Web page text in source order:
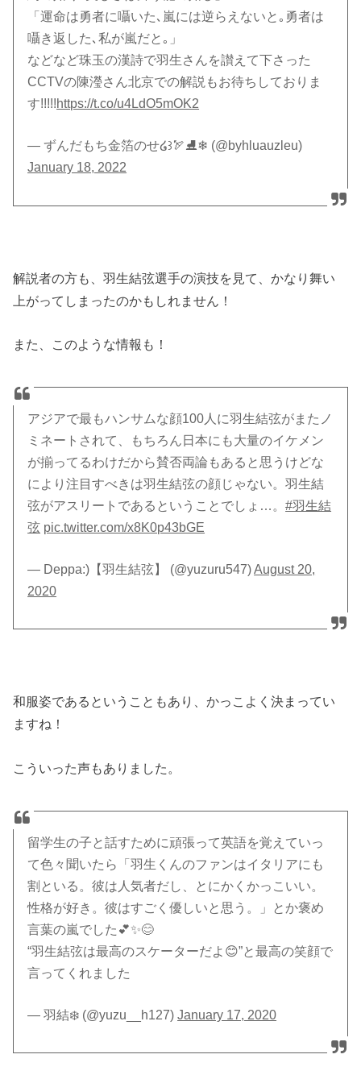
「運命は勇者に囁いた､嵐には逆らえないと｡勇者は
囁き返した､私が嵐だと｡」
などなど珠玉の漢詩で羽生さんを讃えて下さった
CCTVの陳瀅さん北京での解説もお待ちしておりま
す!!!!!https://t.co/u4LdO5mOK2
— ずんだもち金箔のせ໒꒱🏹⛸️❄ (@byhluauzleu)
January 18, 2022
解説者の方も、羽生結弦選手の演技を見て、かなり舞い
上がってしまったのかもしれません！
また、このような情報も！
アジアで最もハンサムな顔100人に羽生結弦がまたノ
ミネートされて、もちろん日本にも大量のイケメン
が揃ってるわけだから賛否両論もあると思うけどな
により注目すべきは羽生結弦の顔じゃない。羽生結
弦がアスリートであるということでしょ…。#羽生結
弦 pic.twitter.com/x8K0p43bGE
— Deppa:)【羽生結弦】 (@yuzuru547)August 20,
2020
和服姿であるということもあり、かっこよく決まってい
ますね！
こういった声もありました。
留学生の子と話すために頑張って英語を覚えていっ
て色々聞いたら「羽生くんのファンはイタリアにも
割といる。彼は人気者だし、とにかくかっこいい。
性格が好き。彼はすごく優しいと思う。」とか褒め
言葉の嵐でした💕✨😊
“羽生結弦は最高のスケーターだよ😊”と最高の笑顔で
言ってくれました
— 羽結❄️ (@yuzu__h127)January 17, 2020